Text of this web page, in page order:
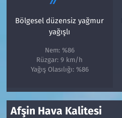
Bölgesel düzensiz yağmur
yağışlı
Nem: %86
Rüzgar: 9 km/h
Yağış Olasılığı: %86
Afşin Hava Kalitesi